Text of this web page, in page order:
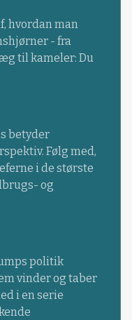
hvordan man
- fra
til kameler: Du
betyder
Følg med,
i de største
og
politik
vinder og taber
i en serie